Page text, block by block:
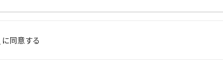
に同意する